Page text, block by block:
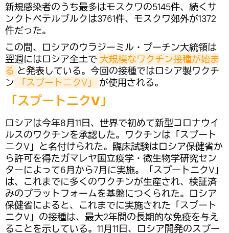
新規感染者のうち最多はモスクワの5145件、続くサ
ンクトペテルブルクは3761件、モスクワ郊外が1372
件だった。
この間、ロシアのウラジーミル・プーチン大統領は
翌週にはロシア全土で 大規模なワクチン接種が始ま
る と発表している。今回の接種ではロシア製ワクチ
ン
「スプートニクV」 が使用される。
「スプートニクV」
ロシアは今年8月11日、世界で初めて新型コロナウイ
ルスのワクチンを承認した。ワクチンは「スプート
ニクV」と名付けられた。臨床試験はロシア保健省か
ら許可を得たガマレヤ国立疫学・微生物学研究セン
ターによって6月から7月に実施。「スプートニクV」
は、これまでに多くのワクチンが生産され、検証済
みのプラットフォームを基盤につくられた。ロシア
保健省によると、これまでに実施された「スプート
ニクV」の接種は、最大2年間の長期的な免疫を与え
ることを示している。11月11日、ロシア開発のスプー